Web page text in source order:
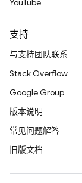
YouTube
支持
与支持团队联系
Stack Overflow
Google Group
版本说明
常见问题解答
旧版文档